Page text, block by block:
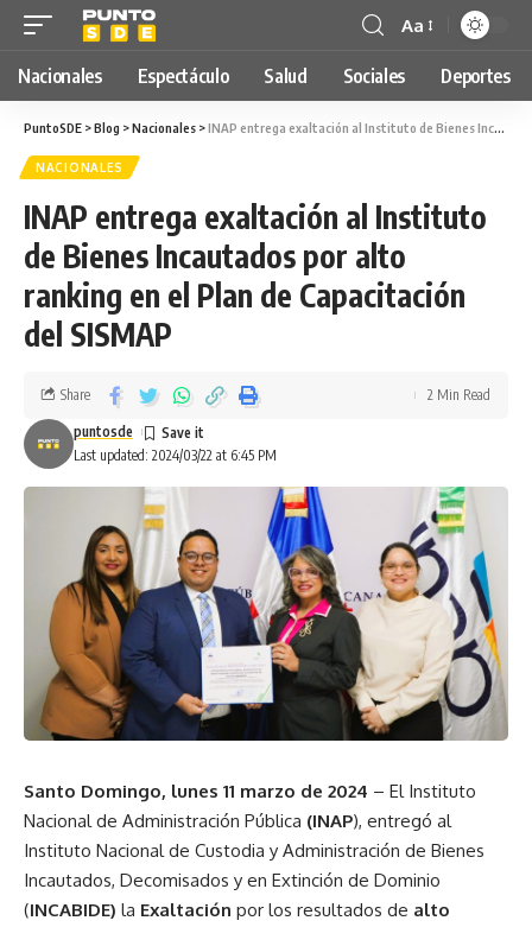
Aa
Nacionales Espectáculo Salud Sociales Deportes
PuntoSDE >Blog >Nacionales >INAP entrega exaltación al Instituto de Bienes Incautados por alto ranking en el Plan de Capacitación del SISMAP
NACIONALES
INAP entrega exaltación al Instituto
de Bienes Incautados por alto
ranking en el Plan de Capacitación
del SISMAP
Last updated: 2024/03/22 at 6:45 PM
puntosde
Share 2 Min Read
Santo Domingo, lunes 11 marzo de 2024 – El Instituto
Nacional de Administración Pública (INAP), entregó al
Instituto Nacional de Custodia y Administración de Bienes
Incautados, Decomisados y en Extinción de Dominio
(INCABIDE) la Exaltación por los resultados de alto